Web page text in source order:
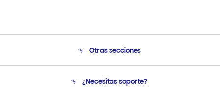
Otras secciones
Soporte
¿Necesitas soporte?